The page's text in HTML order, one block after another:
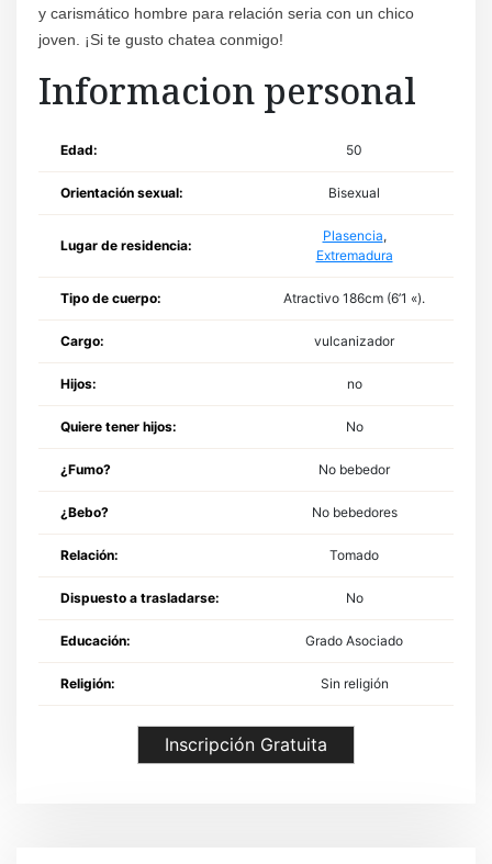
y carismático hombre para relación seria con un chico
joven. ¡Si te gusto chatea conmigo!
Informacion personal
Edad: 50
Orientación sexual: Bisexual
Lugar de residencia:
Plasencia,
Extremadura
Tipo de cuerpo: Atractivo 186cm (6’1 «).
Cargo: vulcanizador
Hijos: no
Quiere tener hijos: No
¿Fumo? No bebedor
¿Bebo? No bebedores
Relación: Tomado
Dispuesto a trasladarse: No
Educación: Grado Asociado
Religión: Sin religión
Inscripción Gratuita